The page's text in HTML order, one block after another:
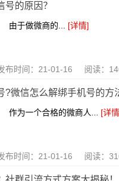
的原因？
由于做微商的... [详情]
布时间：21-01-16 阅读：
?微信怎么解绑手机号的方
作为一个合格的微商人... [详
布时间：21-01-16 阅读：